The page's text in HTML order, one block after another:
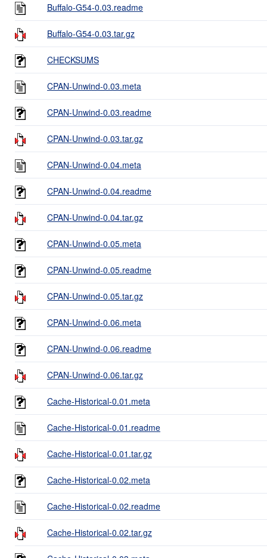
Buffalo-G54-0.03.readme
Buffalo-G54-0.03.tar.gz
CHECKSUMS
CPAN-Unwind-0.03.meta
CPAN-Unwind-0.03.readme
CPAN-Unwind-0.03.tar.gz
CPAN-Unwind-0.04.meta
CPAN-Unwind-0.04.readme
CPAN-Unwind-0.04.tar.gz
CPAN-Unwind-0.05.meta
CPAN-Unwind-0.05.readme
CPAN-Unwind-0.05.tar.gz
CPAN-Unwind-0.06.meta
CPAN-Unwind-0.06.readme
CPAN-Unwind-0.06.tar.gz
Cache-Historical-0.01.meta
Cache-Historical-0.01.readme
Cache-Historical-0.01.tar.gz
Cache-Historical-0.02.meta
Cache-Historical-0.02.readme
Cache-Historical-0.02.tar.gz